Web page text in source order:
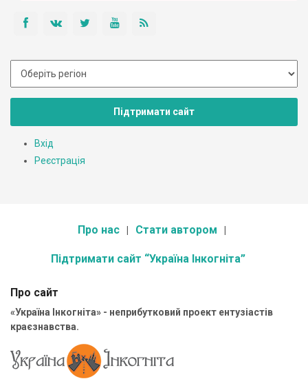
Підтримати сайт
Вхід
Реєстрація
Про нас Стати автором
Підтримати сайт “Україна Інкогніта”
Про сайт
«Україна Інкогніта» - неприбутковий проект ентузіастів
краєзнавства.